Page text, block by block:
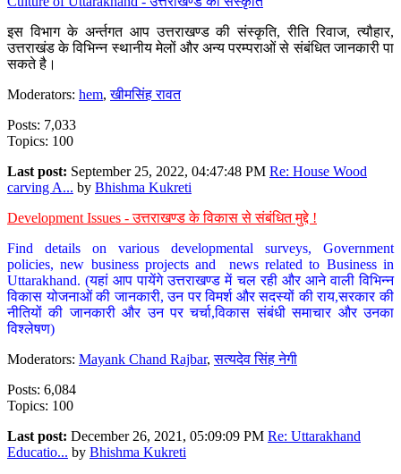
इस विभाग के अर्न्तगत आप उत्तराखण्ड की संस्कृति, रीति रिवाज, त्यौहार,
उत्तराखंड के विभिन्न स्थानीय मेलों और अन्य परम्पराओं से संबंधित जानकारी पा
सकते है।
Moderators: hem,खीमसिंह रावत
Posts: 7,033
Topics: 100
Last post: September 25, 2022, 04:47:48 PM Re: House Wood
carving A... by Bhishma Kukreti
Development Issues - उत्तराखण्ड के विकास से संबंधित मुद्दे !
Find details on various developmental surveys, Government
policies, new business projects and news related to Business in
Uttarakhand. (यहां आप पायेंगे उत्तराखण्ड में चल रही और आने वाली विभिन्न
विकास योजनाओं की जानकारी, उन पर विमर्श और सदस्यों की राय,सरकार की
नीतियों की जानकारी और उन पर चर्चा,विकास संबंधी समाचार और उनका
विश्लेषण)
Moderators: Mayank Chand Rajbar,सत्यदेव सिंह नेगी
Posts: 6,084
Topics: 100
Last post: December 26, 2021, 05:09:09 PM Re: Uttarakhand
Educatio... by Bhishma Kukreti